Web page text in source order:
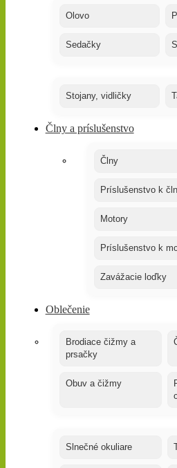
Olovo
Sedačky
Stojany, vidličky
Člny a príslušenstvo
Člny
Príslušenstvo k
Motory
Príslušenstvo k
Zavážacie loďky
Oblečenie
Brodiace čižmy a
prsačky
Obuv a čižmy
Slnečné okuliare